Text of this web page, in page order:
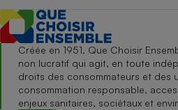
Créée en 1951, Que Choisir
non lucratif qui agit, en toute
droits des consommateurs et des
consommation responsable,
enjeux sanitaires, sociétaux et